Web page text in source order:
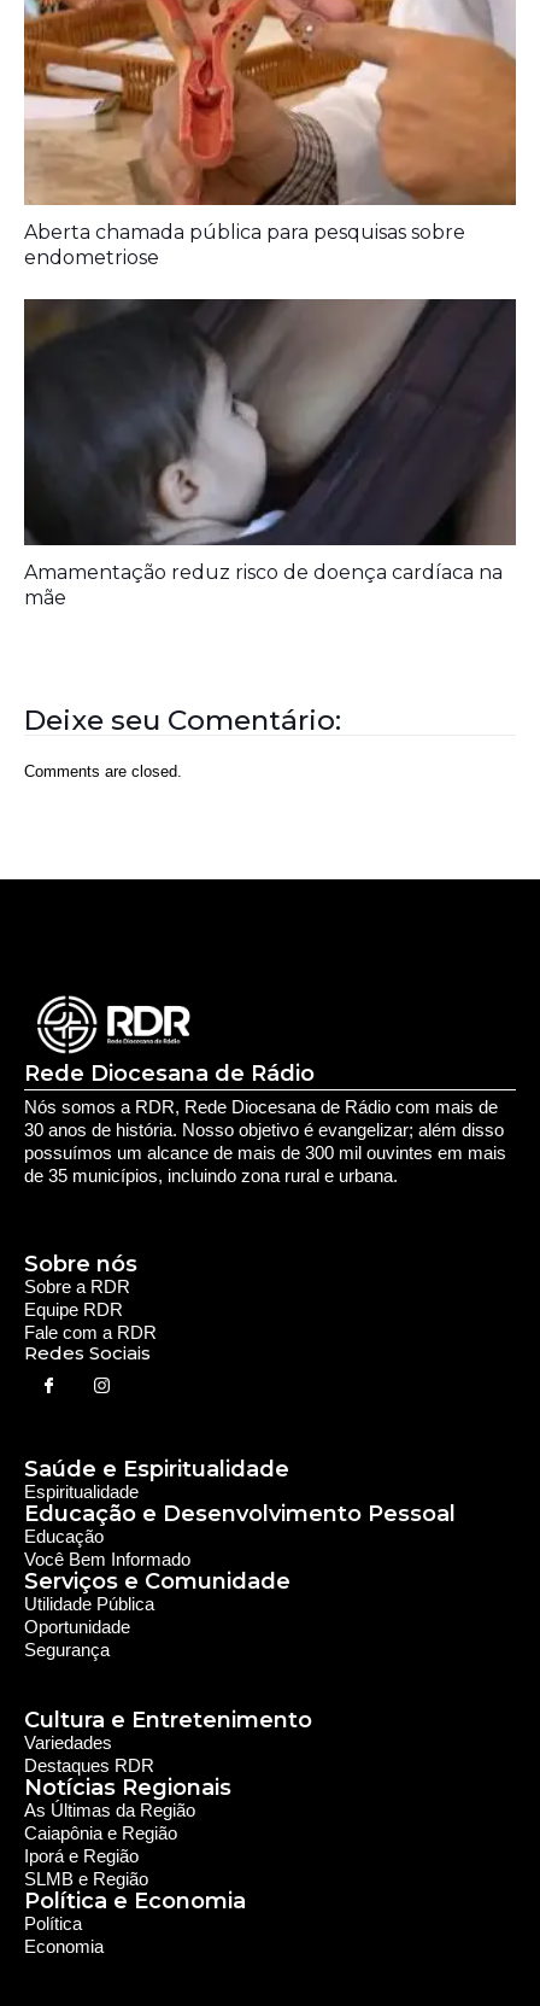
profissionais locais
endometriose
Deixe seu Comentário:
Comments are closed.
Rede Diocesana de Rádio
30 anos de história. Nosso objetivo é evangelizar; além disso
possuímos um alcance de mais de 300 mil ouvintes em mais
de 35 municípios, incluindo zona rural e urbana.
Sobre a RDR
Equipe RDR
Fale com a RDR
Sobre nós
Saúde e Espiritualidade
Espiritualidade
Educação e Desenvolvimento Pessoal
Educação
Você Bem Informado
Serviços e Comunidade
Utilidade Pública
Oportunidade